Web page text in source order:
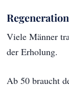
Viele Männer
der Erholung.
Ab 50 braucht